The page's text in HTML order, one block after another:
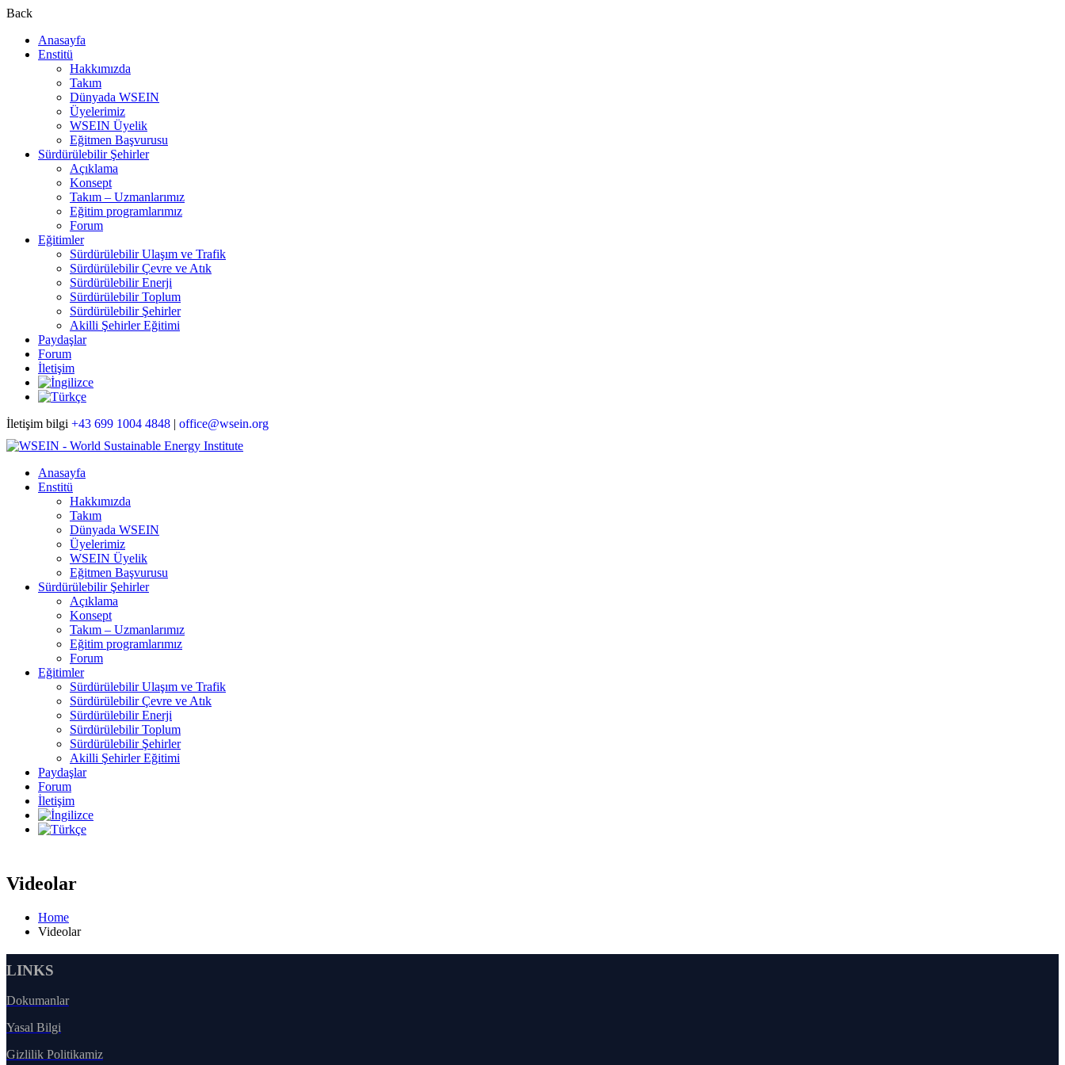
Back
Anasayfa
Enstitü
Hakkımızda
Takım
Dünyada WSEIN
Üyelerimiz
WSEIN Üyelik
Eğitmen Başvurusu
Sürdürülebilir Şehirler
Açıklama
Konsept
Takım – Uzmanlarımız
Eğitim programlarımız
Forum
Eğitimler
Sürdürülebilir Ulaşım ve Trafik
Sürdürülebilir Çevre ve Atık
Sürdürülebilir Enerji
Sürdürülebilir Toplum
Sürdürülebilir Şehirler
Akilli Şehirler Eğitimi
Paydaşlar
Forum
İletişim
İletişim bilgi +43 699 1004 4848 | office@wsein.org
Anasayfa
Enstitü
Hakkımızda
Takım
Dünyada WSEIN
Üyelerimiz
WSEIN Üyelik
Eğitmen Başvurusu
Sürdürülebilir Şehirler
Açıklama
Konsept
Takım – Uzmanlarımız
Eğitim programlarımız
Forum
Eğitimler
Sürdürülebilir Ulaşım ve Trafik
Sürdürülebilir Çevre ve Atık
Sürdürülebilir Enerji
Sürdürülebilir Toplum
Sürdürülebilir Şehirler
Akilli Şehirler Eğitimi
Paydaşlar
Forum
İletişim
Videolar
Home
Videolar
LINKS
Dokumanlar
Yasal Bilgi
Gizlilik Politikamiz